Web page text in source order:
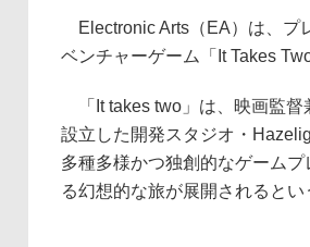
Electronic Arts（EA）は、プ
ベンチャーゲーム「It Takes
「It takes two」は、映画監督
設立した開発スタジオ・
多種多様かつ独創的なゲーム
る幻想的な旅が展開されるとい